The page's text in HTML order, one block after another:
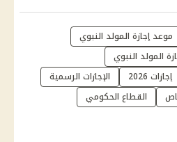
موعد إجازة المولد النبوي
المولد النبوي
إجازات 2026
الإجازات الرسمية
القطاع الحكومي